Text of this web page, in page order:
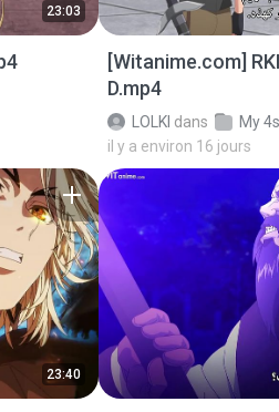
23:03
[Witanime.com]
D.mp4
LOLKI dans
My
il y a environ 16 jours
23:40